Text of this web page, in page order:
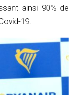
ainsi 90% de
19.